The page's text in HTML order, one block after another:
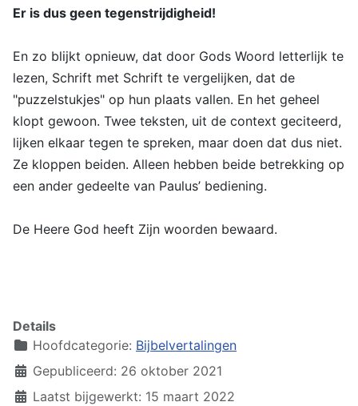
Er is dus geen tegenstrijdigheid!
En zo blijkt opnieuw, dat door Gods Woord letterlijk te
lezen, Schrift met Schrift te vergelijken, dat de
"puzzelstukjes" op hun plaats vallen. En het geheel
klopt gewoon. Twee teksten, uit de context geciteerd,
lijken elkaar tegen te spreken, maar doen dat dus niet.
Ze kloppen beiden. Alleen hebben beide betrekking op
een ander gedeelte van Paulus’ bediening.
De Heere God heeft Zijn woorden bewaard.
Details
Hoofdcategorie: Bijbelvertalingen
Gepubliceerd: 26 oktober 2021
Laatst bijgewerkt: 15 maart 2022